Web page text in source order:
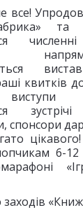
все!
та
квитків
виступи
спонсори
6-